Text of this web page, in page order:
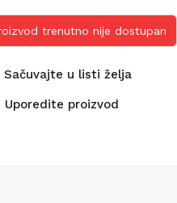
trenutno nije dostupan
Sačuvajte u listi želja
Uporedite proizvod